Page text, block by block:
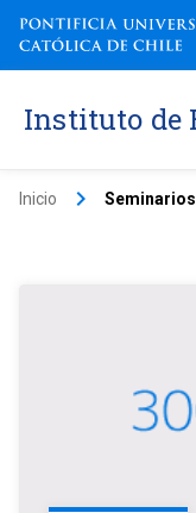
Instituto de
Inicio keyboard_arrow_right Seminarios